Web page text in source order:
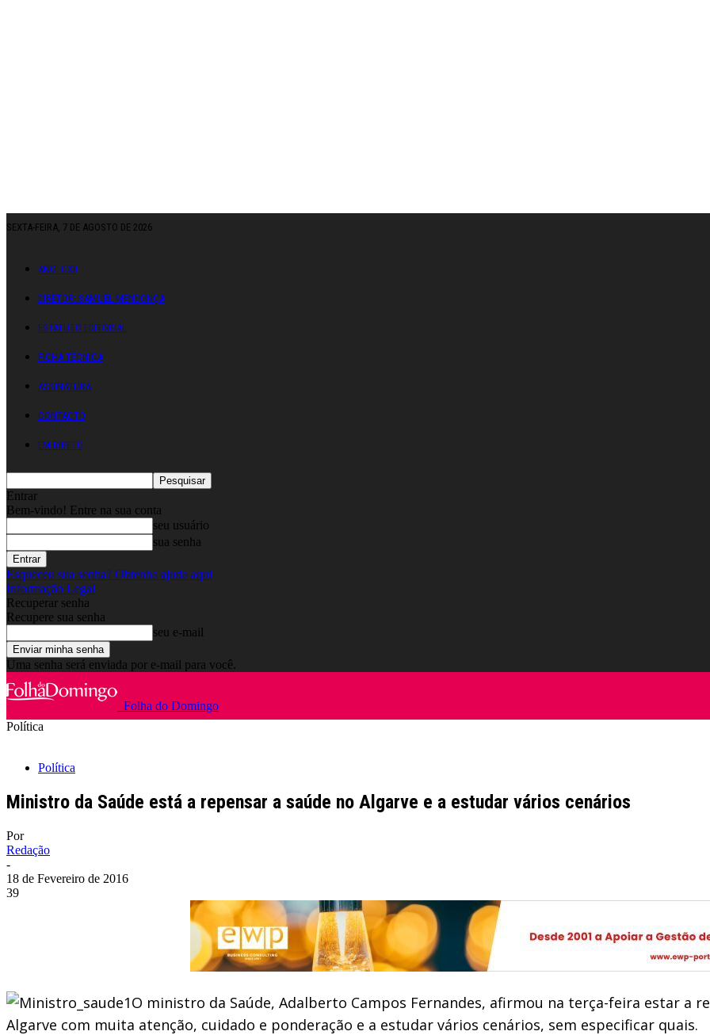
SEXTA-FEIRA, 7 DE AGOSTO DE 2026
ANO: CXII
DIRETOR: SAMUEL MENDONÇA
ESTATUTO EDITORIAL
FICHA TÉCNICA
ASSINATURA
CONTACTO
EM DIRETO
Entrar
Bem-vindo! Entre na sua conta
seu usuário
sua senha
Esqueceu sua senha? Obtenha ajuda aqui
Informação Legal
Recuperar senha
Recupere sua senha
seu e-mail
Uma senha será enviada por e-mail para você.
Folha do Domingo
Política
Política
Ministro da Saúde está a repensar a saúde no Algarve e a estudar vários cenários
Por
Redação
-
18 de Fevereiro de 2016
39
O ministro da Saúde, Adalberto Campos Fernandes, afirmou na terça-feira estar a
Algarve com muita atenção, cuidado e ponderação e a estudar vários cenários, sem especificar quais.